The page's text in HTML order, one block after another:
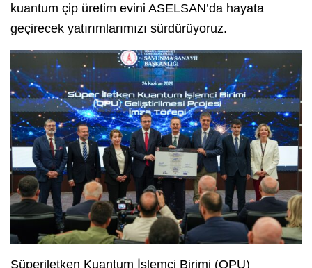
kuantum çip üretim evini ASELSAN’da hayata
geçirecek yatırımlarımızı sürdürüyoruz.
Süperiletken Kuantum İşlemci Birimi (QPU)